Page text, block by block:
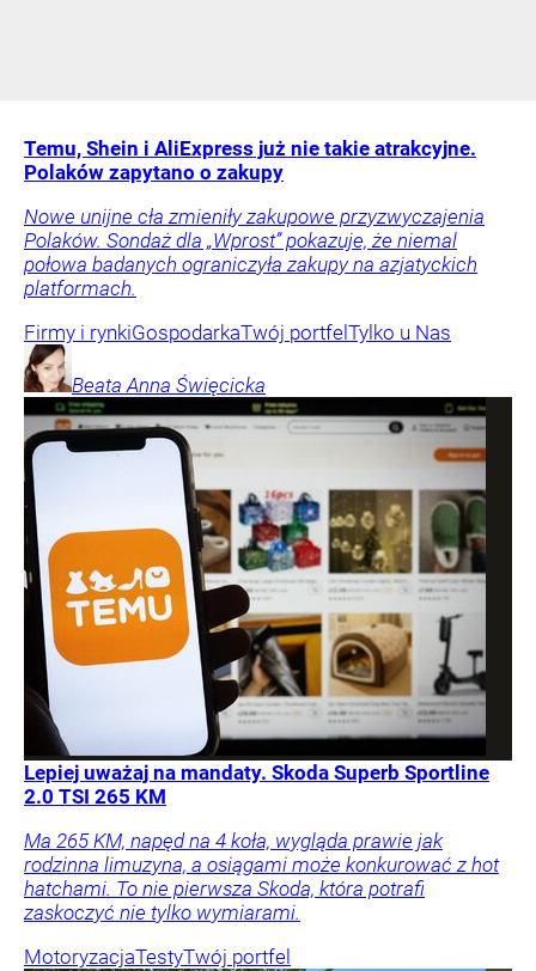
Temu, Shein i AliExpress już nie takie atrakcyjne.
Polaków zapytano o zakupy
Nowe unijne cła zmieniły zakupowe przyzwyczajenia
Polaków. Sondaż dla „Wprost” pokazuje, że niemal
połowa badanych ograniczyła zakupy na azjatyckich
platformach.
Firmy i rynkiGospodarkaTwój portfelTylko u Nas
Beata Anna Święcicka
Lepiej uważaj na mandaty. Skoda Superb Sportline
2.0 TSI 265 KM
Ma 265 KM, napęd na 4 koła, wygląda prawie jak
rodzinna limuzyna, a osiągami może konkurować z hot
hatchami. To nie pierwsza Skoda, która potrafi
zaskoczyć nie tylko wymiarami.
MotoryzacjaTestyTwój portfel